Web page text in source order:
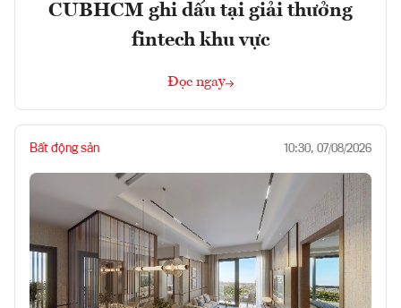
CUBHCM ghi dấu tại giải thưởng
fintech khu vực
Đọc ngay
Bất động sản 10:30, 07/08/2026